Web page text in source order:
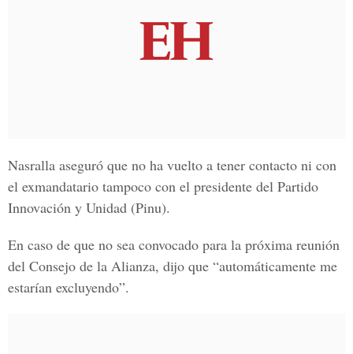
Nasralla aseguró que no ha vuelto a tener contacto ni con
el exmandatario tampoco con el presidente del Partido
Innovación y Unidad (Pinu).
En caso de que no sea convocado para la próxima reunión
del Consejo de la Alianza, dijo que “automáticamente me
estarían excluyendo”.